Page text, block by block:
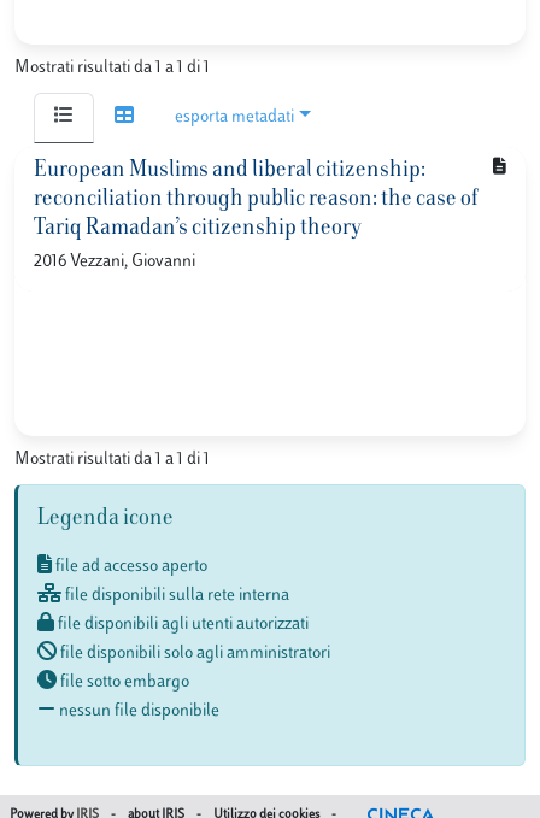
Mostrati risultati da 1 a 1 di 1
esporta metadati
European Muslims and liberal citizenship:
reconciliation through public reason: the case of
Tariq Ramadan’s citizenship theory
2016 Vezzani, Giovanni
Mostrati risultati da 1 a 1 di 1
Legenda icone
file ad accesso aperto
file disponibili sulla rete interna
file disponibili agli utenti autorizzati
file disponibili solo agli amministratori
file sotto embargo
nessun file disponibile
Powered by IRIS - about IRIS - Utilizzo dei cookies -